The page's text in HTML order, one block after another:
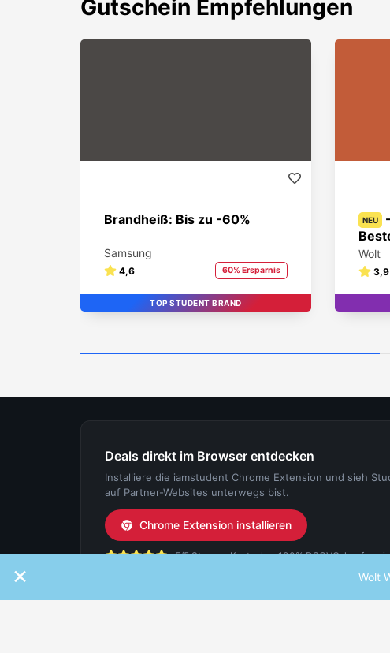
× Wolt
Gutschein Empfehlungen
Brandheiß: Bis zu -60%
Samsung
4,6 60% Ersparnis
TOP STUDENT BRAND
NEU
Wolt
3,9
Deals direkt im Browser entdecken
Installiere die iamstudent Chrome Extension und sieh
auf Partner-Websites unterwegs bist.
Chrome Extension installieren
5/5 Sterne - Kostenlos, 100% DSGVO-konform